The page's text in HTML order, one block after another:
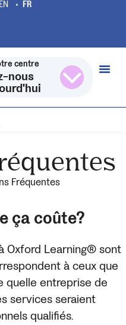
centre
nous
Fréquentes
ça coûte?
Oxford Learning® sont
à ceux que
quelle entreprise de
services seraient
qualifiés.